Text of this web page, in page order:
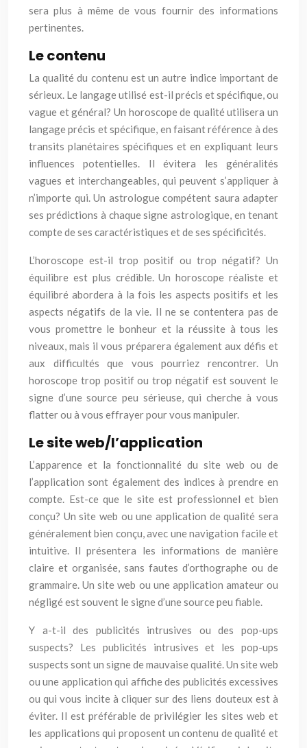
sera plus à même de vous fournir des informations
pertinentes.
Le contenu
La qualité du contenu est un autre indice important de
sérieux. Le langage utilisé est-il précis et spécifique, ou
vague et général? Un horoscope de qualité utilisera un
langage précis et spécifique, en faisant référence à des
transits planétaires spécifiques et en expliquant leurs
influences potentielles. Il évitera les généralités
vagues et interchangeables, qui peuvent s’appliquer à
n’importe qui. Un astrologue compétent saura adapter
ses prédictions à chaque signe astrologique, en tenant
compte de ses caractéristiques et de ses spécificités.
L’horoscope est-il trop positif ou trop négatif? Un
équilibre est plus crédible. Un horoscope réaliste et
équilibré abordera à la fois les aspects positifs et les
aspects négatifs de la vie. Il ne se contentera pas de
vous promettre le bonheur et la réussite à tous les
niveaux, mais il vous préparera également aux défis et
aux difficultés que vous pourriez rencontrer. Un
horoscope trop positif ou trop négatif est souvent le
signe d’une source peu sérieuse, qui cherche à vous
flatter ou à vous effrayer pour vous manipuler.
Le site web/l’application
L’apparence et la fonctionnalité du site web ou de
l’application sont également des indices à prendre en
compte. Est-ce que le site est professionnel et bien
conçu? Un site web ou une application de qualité sera
généralement bien conçu, avec une navigation facile et
intuitive. Il présentera les informations de manière
claire et organisée, sans fautes d’orthographe ou de
grammaire. Un site web ou une application amateur ou
négligé est souvent le signe d’une source peu fiable.
Y a-t-il des publicités intrusives ou des pop-ups
suspects? Les publicités intrusives et les pop-ups
suspects sont un signe de mauvaise qualité. Un site web
ou une application qui affiche des publicités excessives
ou qui vous incite à cliquer sur des liens douteux est à
éviter. Il est préférable de privilégier les sites web et
les applications qui proposent un contenu de qualité et